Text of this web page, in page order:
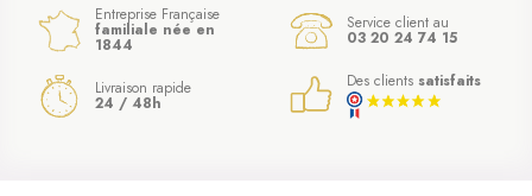
Entreprise Française
familiale née en
1844
Service client au
03 20 24 74 15
Livraison rapide
24 / 48h
Des clients satisfaits